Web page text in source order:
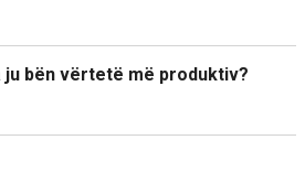
bën vërtetë më produktiv?